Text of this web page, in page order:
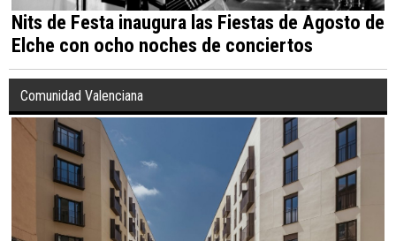
Nits de Festa inaugura las Fiestas de Agosto de
Elche con ocho noches de conciertos
Comunidad Valenciana